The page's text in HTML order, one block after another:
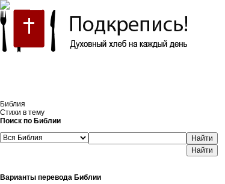
Библия
Стихи в тему
Поиск по Библии
Найти
Варианты перевода Библии